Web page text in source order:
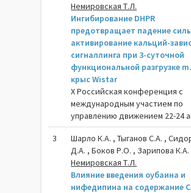
Немировская Т.Л.
Ингибирование DHPR
предотвращает падение
активирование кальций-
сигналлинга при 3-суточной
функциональной разгрузке
крыс Wistar
X Российская конференция с
международным участием по
управлению движением 22-24
3
Шарло К.А. , Тыганов С.А. ,
Д.А. , Боков Р.О. , Зарипова К.А.
Немировская Т.Л.
Влияние введения оубаина и
нифедипина на содержание